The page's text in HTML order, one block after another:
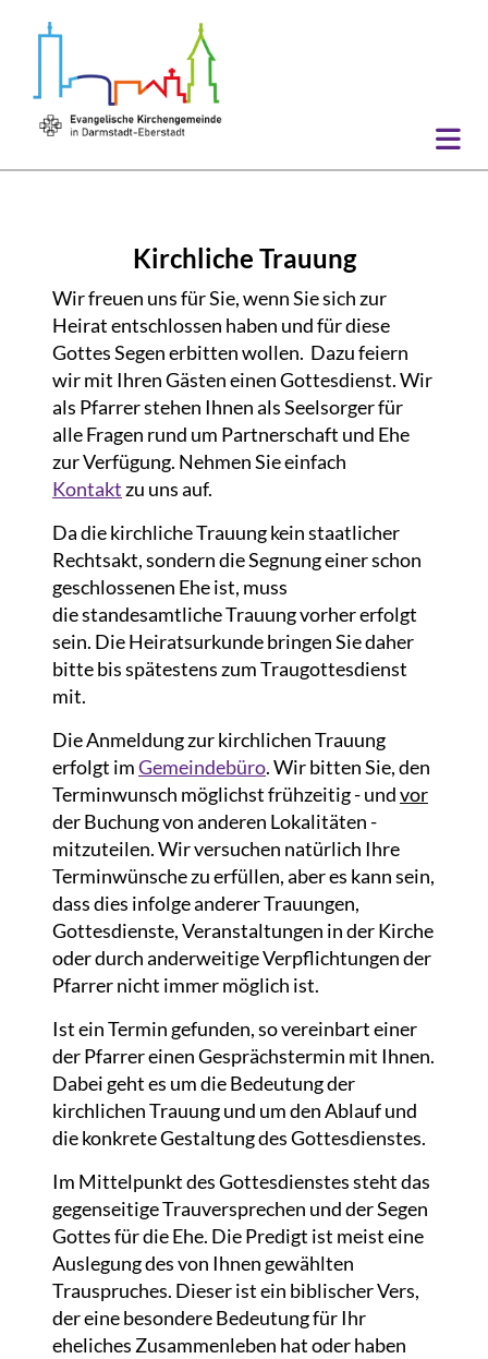
Kirchliche Trauung
Wir freuen uns für Sie, wenn Sie sich zur
Heirat entschlossen haben und für diese
Gottes Segen erbitten wollen. Dazu feiern
wir mit Ihren Gästen einen Gottesdienst. Wir
als Pfarrer stehen Ihnen als Seelsorger für
alle Fragen rund um Partnerschaft und Ehe
zur Verfügung. Nehmen Sie einfach
Kontaktzu uns auf.
Da die kirchliche Trauung kein staatlicher
Rechtsakt, sondern die Segnung einer schon
geschlossenen Ehe ist, muss
die standesamtliche Trauung vorher erfolgt
sein. Die Heiratsurkunde bringen Sie daher
bitte bis spätestens zum Traugottesdienst
mit.
Die Anmeldung zur kirchlichen Trauung
erfolgt imGemeindebüro. Wir bitten Sie, den
Terminwunsch möglichst frühzeitig - undvor
der Buchung von anderen Lokalitäten -
mitzuteilen. Wir versuchen natürlich Ihre
Terminwünsche zu erfüllen, aber es kann sein,
dass dies infolge anderer Trauungen,
Gottesdienste, Veranstaltungen in der Kirche
oder durch anderweitige Verpflichtungen der
Pfarrer nicht immer möglich ist.
Ist ein Termin gefunden, so vereinbart einer
der Pfarrer einen Gesprächstermin mit Ihnen.
Dabei geht es um die Bedeutung der
kirchlichen Trauung und um den Ablauf und
die konkrete Gestaltung des Gottesdienstes.
Im Mittelpunkt des Gottesdienstes steht das
gegenseitige Trauversprechen und der Segen
Gottes für die Ehe. Die Predigt ist meist eine
Auslegung des von Ihnen gewählten
Trauspruches. Dieser ist ein biblischer Vers,
der eine besondere Bedeutung für Ihr
eheliches Zusammenleben hat oder haben